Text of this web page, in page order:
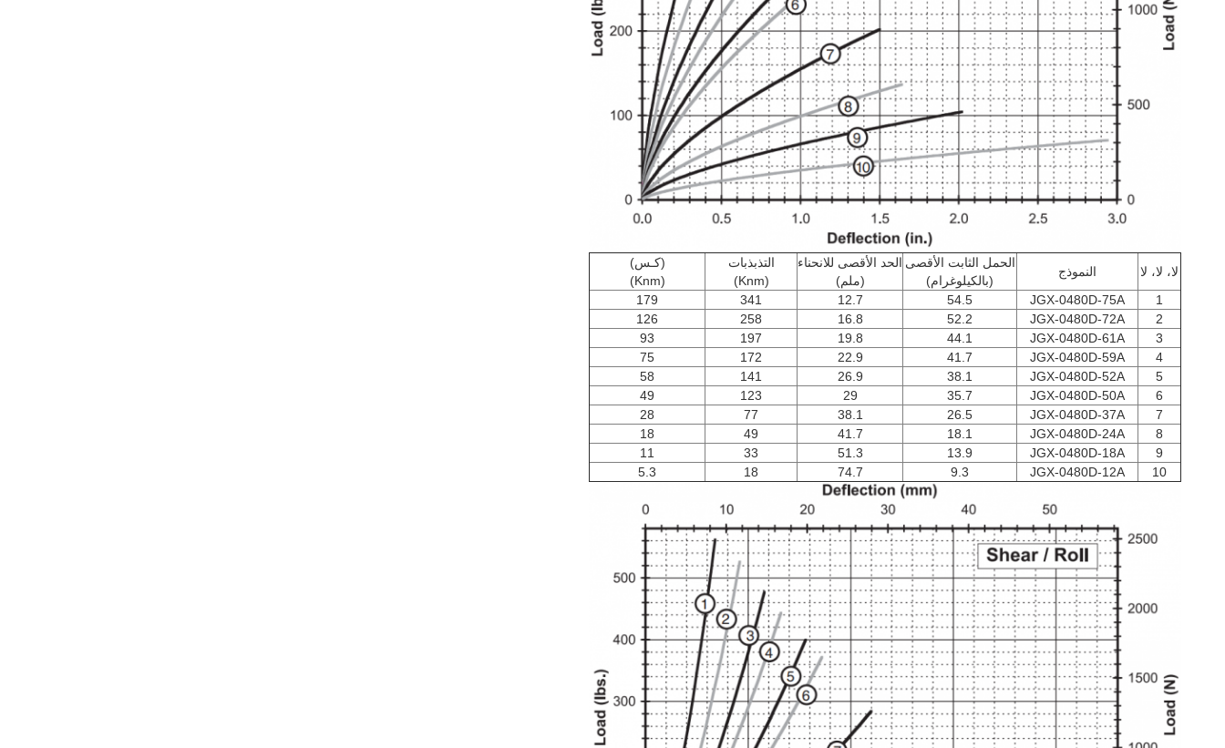
لا، لا، لا النموذج
الحمل الثابت الأقصى
(بالكيلوغرام)
الحد الأقصى للانحناء
(ملم)
التذبذبات
(Knm)
(كـس)
(Knm)
1
JGX-0480D-75A
54.5
12.7
341
179
2
JGX-0480D-72A
52.2
16.8
258
126
3
JGX-0480D-61A
44.1
19.8
197
93
4
JGX-0480D-59A
41.7
22.9
172
75
5
JGX-0480D-52A
38.1
26.9
141
58
6
JGX-0480D-50A
35.7
29
123
49
7
JGX-0480D-37A
26.5
38.1
77
28
8
JGX-0480D-24A
18.1
41.7
49
18
9
JGX-0480D-18A
13.9
51.3
33
11
10
JGX-0480D-12A
9.3
74.7
18
5.3